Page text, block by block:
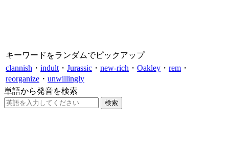
キーワードをランダムでピックアップ
clannish ・ indult ・ Jurassic ・ new-rich ・ Oakley ・ rem ・
reorganize ・ unwillingly
単語から発音を検索